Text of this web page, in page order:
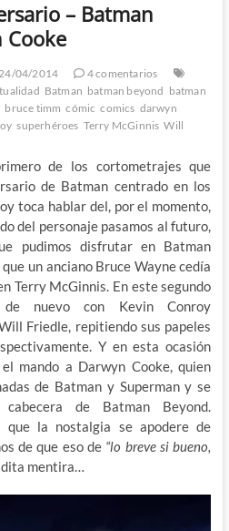
– Batman
Cooke
24/04/2014
4 comentarios
Batman batman beyond batman
bruce timm cómic comics darwyn
superhéroes Terry McGinnis Will
de los cortometrajes que
de Batman centrado en los
toca hablar del, por el momento,
del personaje pasamos al futuro,
pudimos disfrutar en Batman
un anciano Bruce Wayne cedía
Terry McGinnis. En este segundo
de nuevo con Kevin Conroy
Friedle, repitiendo sus papeles
Y en esta ocasión
mando a Darwyn Cooke, quien
de Batman y Superman y se
de Batman Beyond.
que la nostalgia se apodere de
de que eso de “lo breve si bueno,
mentira…